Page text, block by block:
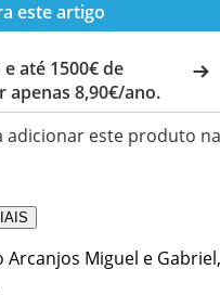
este artigo
e até 1500€ de
apenas 8,90€/ano.
adicionar este produto na
Miguel e Gabriel,